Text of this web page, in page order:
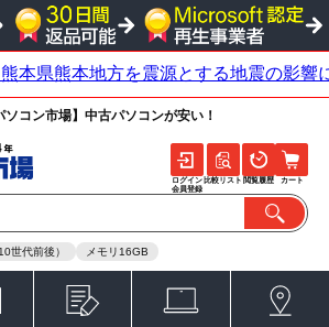
コン市場】中古パソコンが安い！
世代前後） メモリ16GB
ログイン
会員登録
比較リスト 閲覧履歴 カート